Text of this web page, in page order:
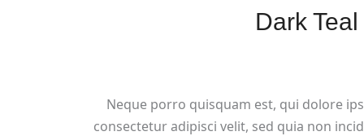
Dark
Neque porro quisquam est, qui dolore
consectetur adipisci velit, sed quia non